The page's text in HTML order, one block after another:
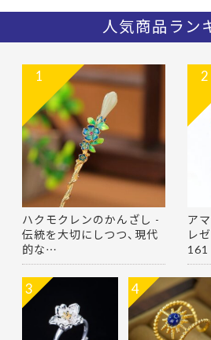
人気商品ラン
ハクモクレンのかんざし -
伝統を大切にしつつ、現代
的な…
1
ア
レ
161
2
3 4